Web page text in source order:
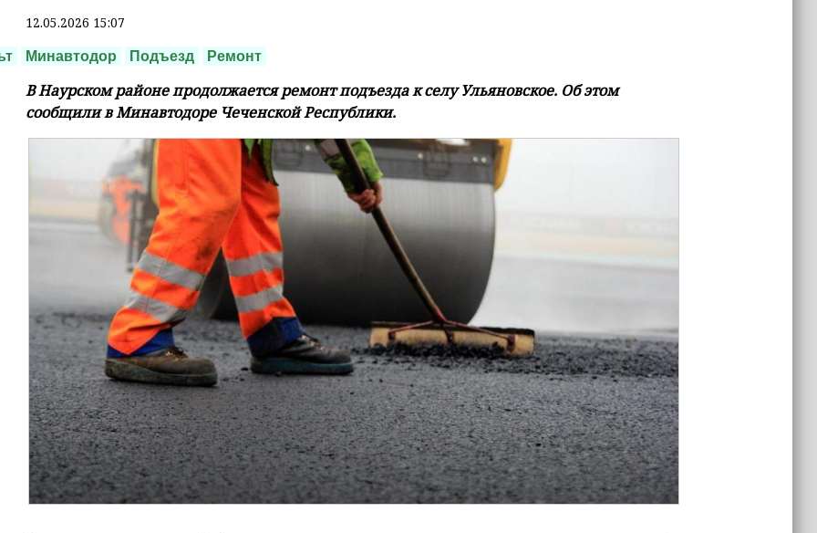
12.05.2026 15:07
Минавтодор Подъезд Ремонт
В Наурском районе продолжается ремонт подъезда к селу Ульяновское. Об этом
сообщили в Минавтодоре Чеченской Республики.